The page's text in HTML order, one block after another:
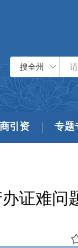
搜全州
引资 专题
证难问